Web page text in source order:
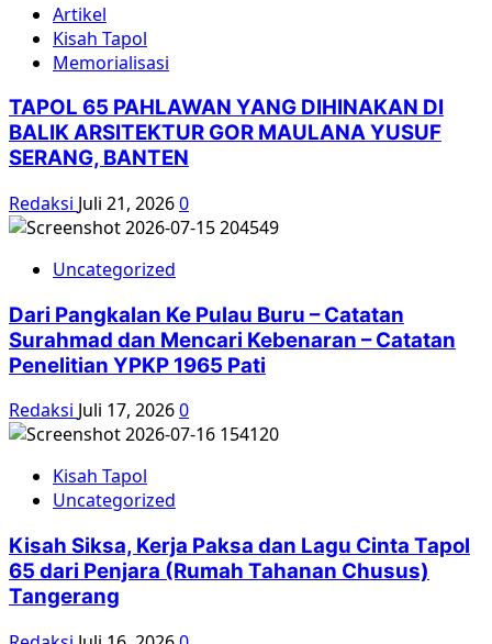
Artikel
Kisah Tapol
Memorialisasi
TAPOL 65 PAHLAWAN YANG DIHINAKAN DI
BALIK ARSITEKTUR GOR MAULANA YUSUF
SERANG, BANTEN
Redaksi Juli 21, 20260
Uncategorized
Dari Pangkalan Ke Pulau Buru – Catatan
Surahmad dan Mencari Kebenaran – Catatan
Penelitian YPKP 1965 Pati
Redaksi Juli 17, 20260
Kisah Tapol
Uncategorized
Kisah Siksa, Kerja Paksa dan Lagu Cinta Tapol
65 dari Penjara (Rumah Tahanan Chusus)
Tangerang